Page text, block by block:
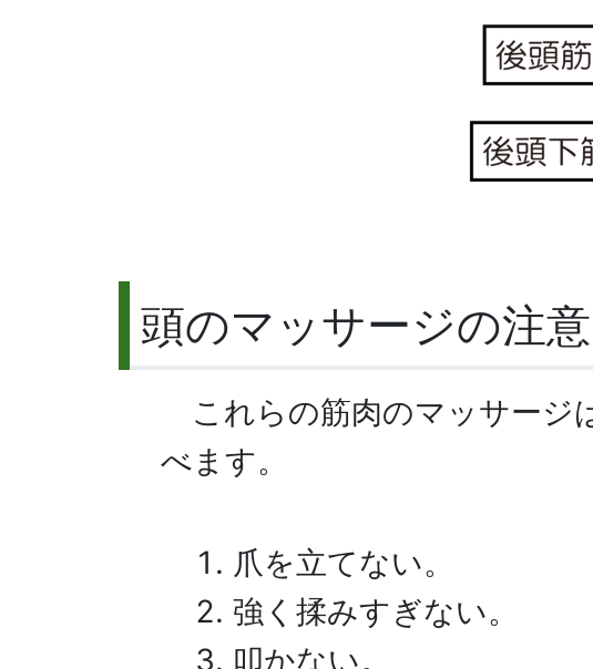
頭のマッサージの注
これらの筋肉のマッサージ
べます。
爪を立てない。
強く揉みすぎない。
叩かない。